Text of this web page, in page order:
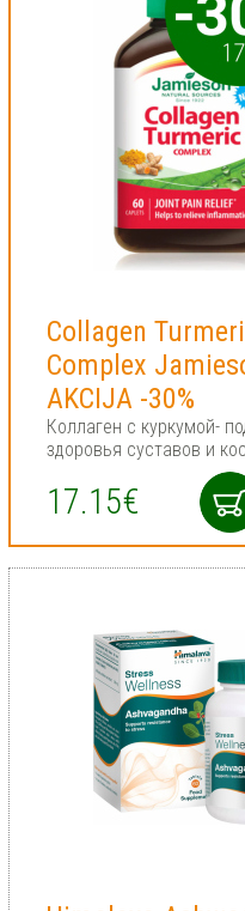
Collagen
Complex
AKCIJA -30%
Коллаген с куркумой-
здоровья суставов и
17.15€